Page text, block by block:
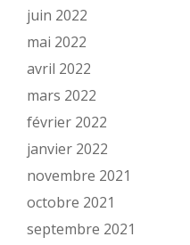
juin 2022
mai 2022
avril 2022
mars 2022
février 2022
janvier 2022
novembre 2021
octobre 2021
septembre 2021